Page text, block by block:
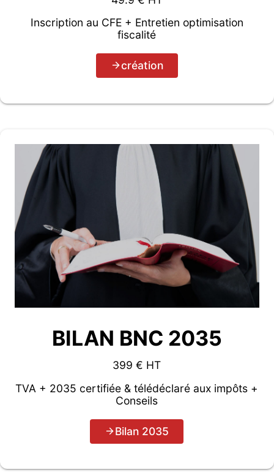
Inscription au CFE + Entretien optimisation
fiscalité
création
BILAN BNC 2035
399 € HT
TVA + 2035 certifiée & télédéclaré aux impôts +
Conseils
Bilan 2035